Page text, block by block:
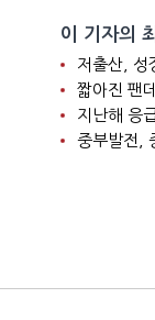
이 기자의
저출산, 성
짧아진 팬
지난해 응
중부발전,